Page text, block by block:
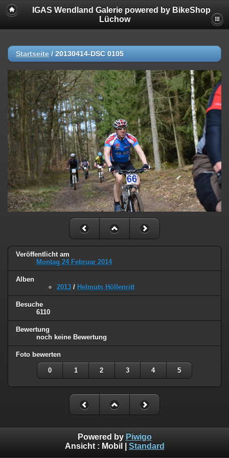
IGAS Wendland Galerie powered by BikeShop
Lüchow
Startseite / 20130414-DSC 0105
Veröffentlicht am
Montag 24 Februar 2014
Alben
2013 / Helmuts Höllenritt
Besuche
6110
Bewertung
noch keine Bewertung
Foto bewerten
0 1 2 3 4 5
Powered by Piwigo
Ansicht : Mobil Standard